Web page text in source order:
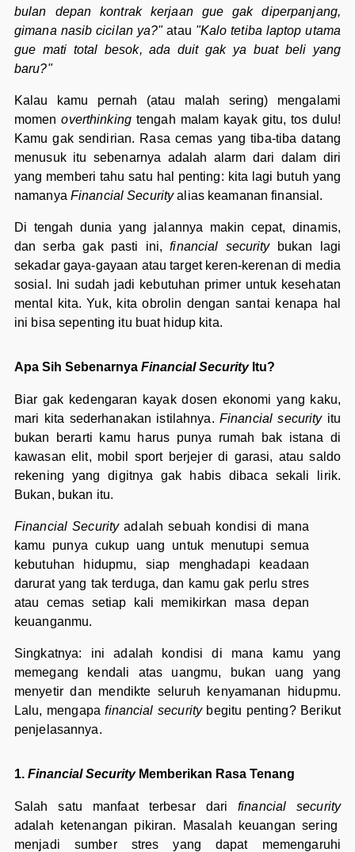
bulan depan kontrak kerjaan gue gak diperpanjang,
gimana nasib cicilan ya?"atau "Kalo tetiba laptop utama
gue mati total besok, ada duit gak ya buat beli yang
baru?"
Kalau kamu pernah (atau malah sering) mengalami
momenoverthinkingtengah malam kayak gitu, tos dulu!
Kamu gak sendirian. Rasa cemas yang tiba-tiba datang
menusuk itu sebenarnya adalah alarm dari dalam diri
yang memberi tahu satu hal penting: kita lagi butuh yang
namanya Financial Securityalias keamanan finansial.
Di tengah dunia yang jalannya makin cepat, dinamis,
dan serba gak pasti ini,financial securitybukan lagi
sekadar gaya-gayaan atau target keren-kerenan di media
sosial. Ini sudah jadi kebutuhan primer untuk kesehatan
mental kita. Yuk, kita obrolin dengan santai kenapa hal
ini bisa sepenting itu buat hidup kita.
Apa Sih Sebenarnya Financial SecurityItu?
Biar gak kedengaran kayak dosen ekonomi yang kaku,
mari kita sederhanakan istilahnya. Financial securityitu
bukan berarti kamu harus punya rumah bak istana di
kawasan elit, mobil sport berjejer di garasi, atau saldo
rekening yang digitnya gak habis dibaca sekali lirik.
Bukan, bukan itu.
Financial Securityadalah sebuah kondisi di mana
kamu punya cukup uang untuk menutupi semua
kebutuhan hidupmu, siap menghadapi keadaan
darurat yang tak terduga, dan kamu gak perlu stres
atau cemas setiap kali memikirkan masa depan
keuanganmu.
Singkatnya: ini adalah kondisi di mana kamu yang
memegang kendali atas uangmu, bukan uang yang
menyetir dan mendikte seluruh kenyamanan hidupmu.
Lalu, mengapafinancial securitybegitu penting? Berikut
penjelasannya.
1. Financial SecurityMemberikan Rasa Tenang
Salah satu manfaat terbesar darifinancial security
adalah ketenangan pikiran. Masalah keuangan sering
menjadi sumber stres yang dapat memengaruhi